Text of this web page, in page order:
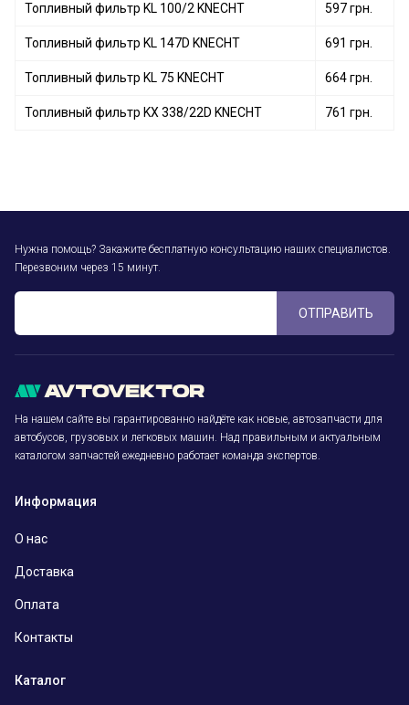
Топливный фильтр KL 100/2 KNECHT 597 грн.
Топливный фильтр KL 147D KNECHT 691 грн.
Топливный фильтр KL 75 KNECHT 664 грн.
Топливный фильтр KX 338/22D KNECHT 761 грн.
Нужна помощь? Закажите бесплатную консультацию наших специалистов.
Перезвоним через 15 минут.
ОТПРАВИТЬ
На нашем сайте вы гарантированно найдёте как новые, автозапчасти для
автобусов, грузовых и легковых машин. Над правильным и актуальным
каталогом запчастей ежедневно работает команда экспертов.
Информация
О нас
Доставка
Оплата
Контакты
Каталог